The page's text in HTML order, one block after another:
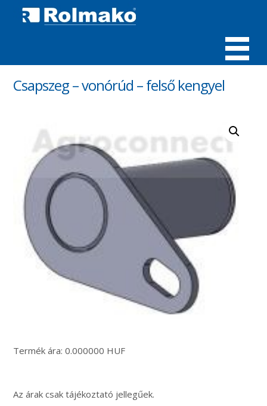
MENÜ
Csapszeg – vonórúd – felső kengyel
Termék ára: 0.000000 HUF
Az árak csak tájékoztató jellegűek.